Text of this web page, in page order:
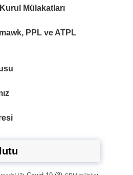
Mülakatları
PPL ve ATPL